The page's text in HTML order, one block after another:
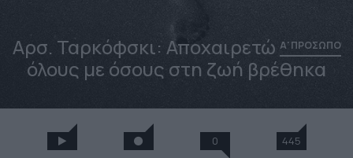
Αρσ. Ταρκόφσκι: Αποχαιρετώ Α' ΠΡΟΣΩΠΟ
όλους με όσους στη ζωή βρέθηκα
0 445